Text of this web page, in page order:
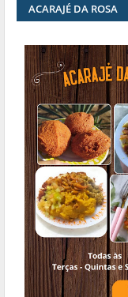
ACARAJÉ DA ROSA